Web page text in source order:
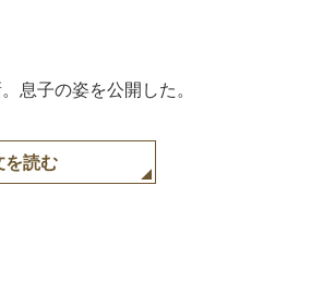
息子の姿を公開した。
を読む